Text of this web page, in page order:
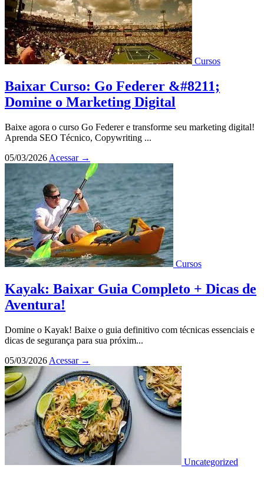
Cursos
Baixar Curso: Go Federer &#8211;
Domine o Marketing Digital
Baixe agora o curso Go Federer e transforme seu marketing digital!
Aprenda SEO Técnico, Copywriting ...
05/03/2026 Acessar →
Cursos
Kayak: Baixar Guia Completo + Dicas de
Aventura!
Domine o Kayak! Baixe o guia definitivo com técnicas essenciais e
dicas de segurança para sua próxim...
05/03/2026 Acessar →
Uncategorized